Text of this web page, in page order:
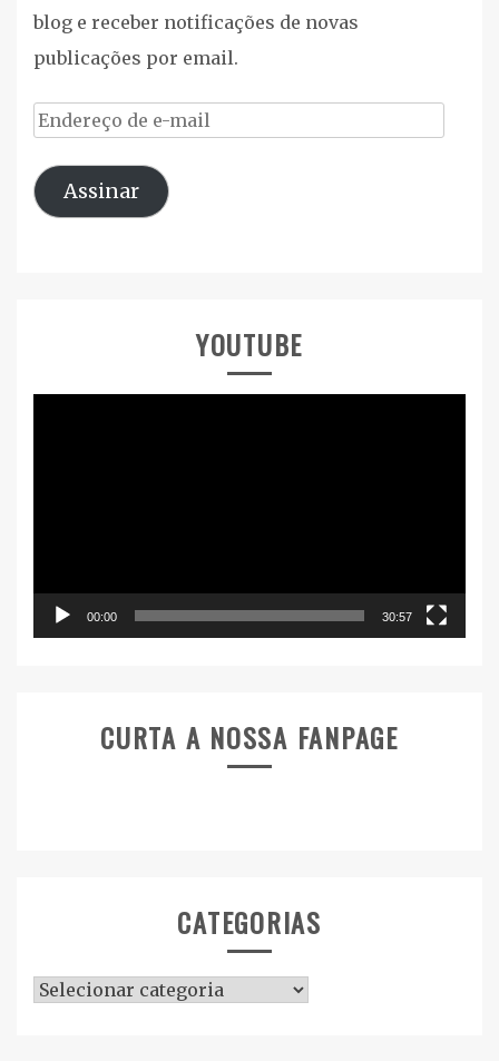
blog e receber notificações de novas
publicações por email.
Endereço
e-
Assinar
YOUTUBE
00:00 30:57
CURTA A NOSSA FANPAGE
CATEGORIAS
Categorias